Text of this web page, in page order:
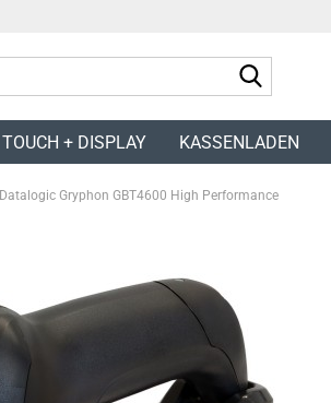
TOUCH + DISPLAY KASSENLADEN
Datalogic Gryphon GBT4600 High Performance